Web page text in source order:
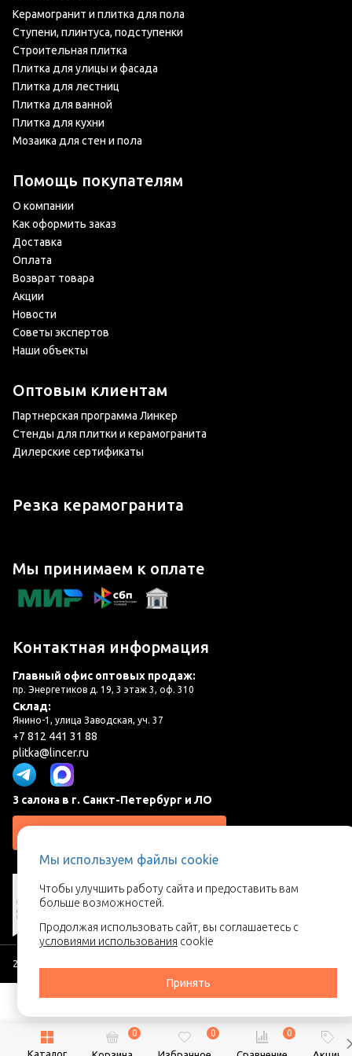
Каталог
0 0 0
Керамогранит и плитка для пола
Ступени, плинтуса, подступенки
Строительная плитка
Плитка для улицы и фасада
Плитка для лестниц
Плитка для ванной
Плитка для кухни
Мозаика для стен и пола
Помощь покупателям
О компании
Как оформить заказ
Доставка
Оплата
Возврат товара
Акции
Новости
Советы экспертов
Наши объекты
Оптовым клиентам
Партнерская программа Линкер
Стенды для плитки и керамогранита
Дилерские сертификаты
Резка керамогранита
Мы принимаем к оплате
Контактная информация
Главный офис оптовых продаж:
пр. Энергетиков д. 19, 3 этаж 3, оф. 310
Склад:
Янино-1, улица Заводская, уч. 37
+7 812 441 31 88
plitka@lincer.ru
3 салона в г. Санкт-Петербург и ЛО
2026 © Линкер - Ваш поставщик керамической плитки
Мы используем файлы cookie
Чтобы улучшить работу сайта и предоставить вам
больше возможностей.
Продолжая использовать сайт, вы соглашаетесь с
условиями использования cookie
Принять